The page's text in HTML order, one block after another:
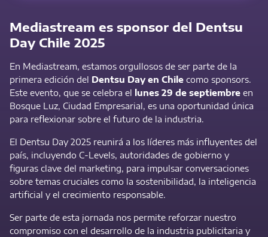
Mediastream es sponsor del Dentsu
Day Chile 2025
En Mediastream, estamos orgullosos de ser parte de la
primera edición del Dentsu Day en Chile como sponsors.
Este evento, que se celebra el lunes 29 de septiembre en
Bosque Luz, Ciudad Empresarial, es una oportunidad única
para reflexionar sobre el futuro de la industria.
El Dentsu Day 2025 reunirá a los líderes más influyentes del
país, incluyendo C-Levels, autoridades de gobierno y
figuras clave del marketing, para impulsar conversaciones
sobre temas cruciales como la sostenibilidad, la inteligencia
artificial y el crecimiento responsable.
Ser parte de esta jornada nos permite reforzar nuestro
compromiso con el desarrollo de la industria publicitaria y